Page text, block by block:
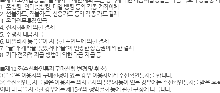
1. 폰뱅킹, 인터넷뱅킹, 메일 뱅킹 등의 각종 계좌이체
2. 선불카드, 직불카드, 신용카드 등의 각종 카드 결제
3. 온라인무통장입금
4. 전자화폐에 의한 결제
5. 수령시 대금지급
6. 마일리지 등 “몰”이 지급한 포인트에 의한 결제
7. “몰”과 계약을 맺었거나 “몰”이 인정한 상품권에 의한 결제
8. 기타 전자적 지급 방법에 의한 대금 지급 등
■제12조(수신확인통지 구매신청 변경 및 취소)
① “몰”은 이용자의 구매신청이 있는 경우 이용자에게 수신확인통지를 합니다.
② 수신확인통지를 받은 이용자는 의사표시의 불일치등이 있는 경우에는 수신확인통지를 받은 후
이미 대금을 지불한 경우에는 제15조의 청약철회 등에 관한 규정에 따릅니다.